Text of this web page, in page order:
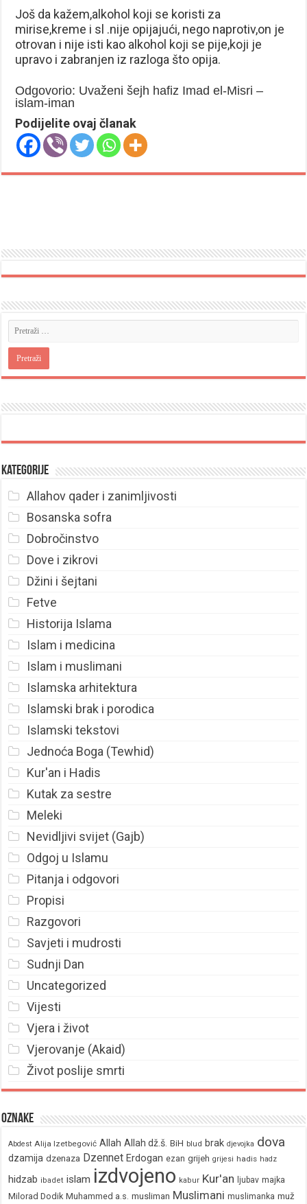
Još da kažem,alkohol koji se koristi za
mirise,kreme i sl .nije opijajući, nego naprotiv,on je
otrovan i nije isti kao alkohol koji se pije,koji je
upravo i zabranjen iz razloga što opija.
Odgovorio: Uvaženi šejh hafiz Imad el-Misri –
islam-iman
Podijelite ovaj članak
Kategorije
Allahov qader i zanimljivosti
Bosanska sofra
Dobročinstvo
Dove i zikrovi
Džini i šejtani
Fetve
Historija Islama
Islam i medicina
Islam i muslimani
Islamska arhitektura
Islamski brak i porodica
Islamski tekstovi
Jednoća Boga (Tewhid)
Kur'an i Hadis
Kutak za sestre
Meleki
Nevidljivi svijet (Gajb)
Odgoj u Islamu
Pitanja i odgovori
Propisi
Razgovori
Savjeti i mudrosti
Sudnji Dan
Uncategorized
Vijesti
Vjera i život
Vjerovanje (Akaid)
Život poslije smrti
Oznake
Abdest Alija Izetbegović Allah Allah dž.š. BiH blud brak djevojka dova
dzamija dzenaza Dzennet Erdogan ezan grijeh grijesi hadis hadz
hidzab ibadet islam izdvojeno kabur Kur'an ljubav majka
Milorad Dodik Muhammed a.s. musliman Muslimani muslimanka muž